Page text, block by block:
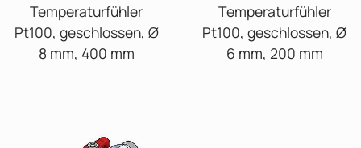
Temperaturfühler
Pt100, geschlossen, Ø
8 mm, 400 mm
Temperaturfühler
Pt100, geschlossen, Ø
6 mm, 200 mm